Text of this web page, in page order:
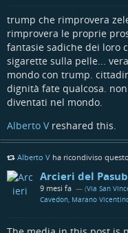
🌱 Energia
trump che rimprovera
rimprovera le proprie
fantasie sadiche dei loro
sigarette sulla pelle...
mondo con trump.
dignità fate qualcosa.
diventati nel mondo.
Alberto Vreshared this.
Alberto V ha ricondiviso
Arcieri del
9 mesi fa — (Via San
Cavedon, Marano